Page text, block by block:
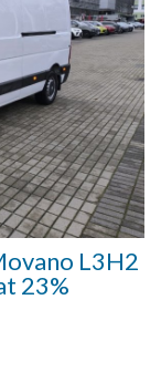
L3H2
23%